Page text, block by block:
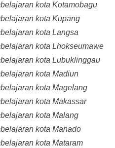
kota Kotamobagu
kota Kupang
kota Langsa
kota Lhokseumawe
kota Lubuklinggau
kota Madiun
kota Magelang
kota Makassar
kota Malang
kota Manado
kota Mataram